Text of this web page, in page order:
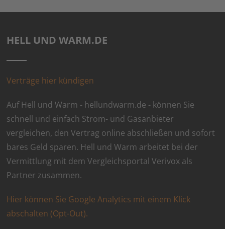
HELL UND WARM.DE
Verträge hier kündigen
Auf Hell und Warm - hellundwarm.de - können Sie
schnell und einfach Strom- und Gasanbieter
vergleichen, den Vertrag online abschließen und sofort
bares Geld sparen. Hell und Warm arbeitet bei der
Vermittlung mit dem Vergleichsportal Verivox als
Partner zusammen.
Hier können Sie Google Analytics mit einem Klick
abschalten (Opt-Out).